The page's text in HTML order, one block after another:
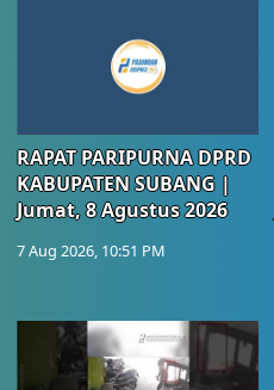
RAPAT PARIPURNA DPRD
KABUPATEN SUBANG |
Jumat, 8 Agustus 2026
7 Aug 2026, 10:51 PM